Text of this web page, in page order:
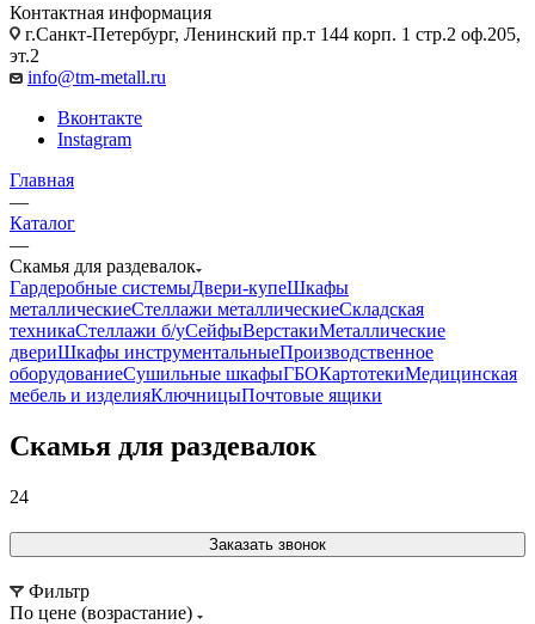
Контактная информация
г.Санкт-Петербург, Ленинский пр.т 144 корп. 1 стр.2 оф.205,
эт.2
info@tm-metall.ru
Вконтакте
Instagram
Главная
—
Каталог
—
Скамья для раздевалок
Гардеробные системыДвери-купеШкафы
металлическиеСтеллажи металлическиеСкладская
техникаСтеллажи б/уСейфыВерстакиМеталлические
двериШкафы инструментальныеПроизводственное
оборудованиеСушильные шкафыГБОКартотекиМедицинская
мебель и изделияКлючницыПочтовые ящики
Скамья для раздевалок
24
Заказать звонок
Фильтр
По цене (возрастание)